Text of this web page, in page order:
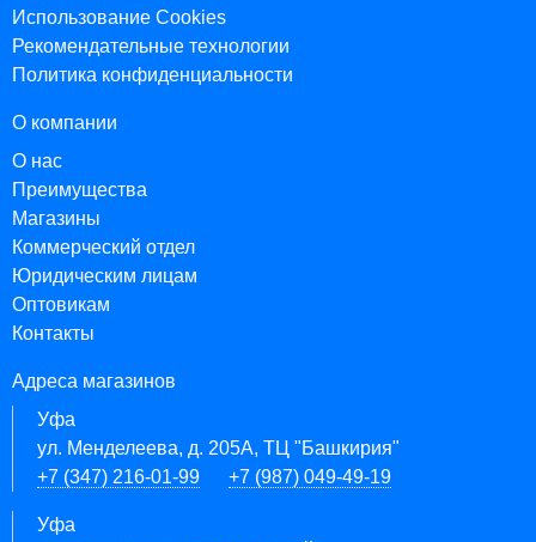
Использование Cookies
Рекомендательные технологии
Политика конфиденциальности
О компании
О нас
Преимущества
Магазины
Коммерческий отдел
Юридическим лицам
Оптовикам
Контакты
Адреса магазинов
Уфа
ул. Менделеева, д. 205А, ТЦ "Башкирия"
+7 (347) 216-01-99
+7 (987) 049-49-19
Уфа